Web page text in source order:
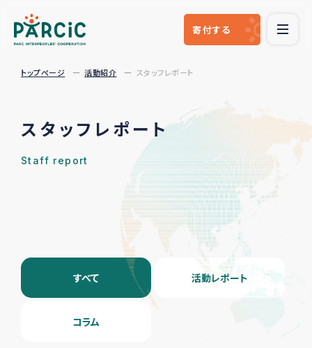
寄付する
トップページ 活動紹介 スタッフレポート
スタッフレポート
Staff report
すべて 活動レポート
コラム